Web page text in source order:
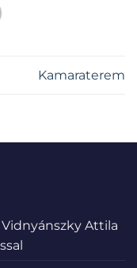
Kamaraterem
Attila